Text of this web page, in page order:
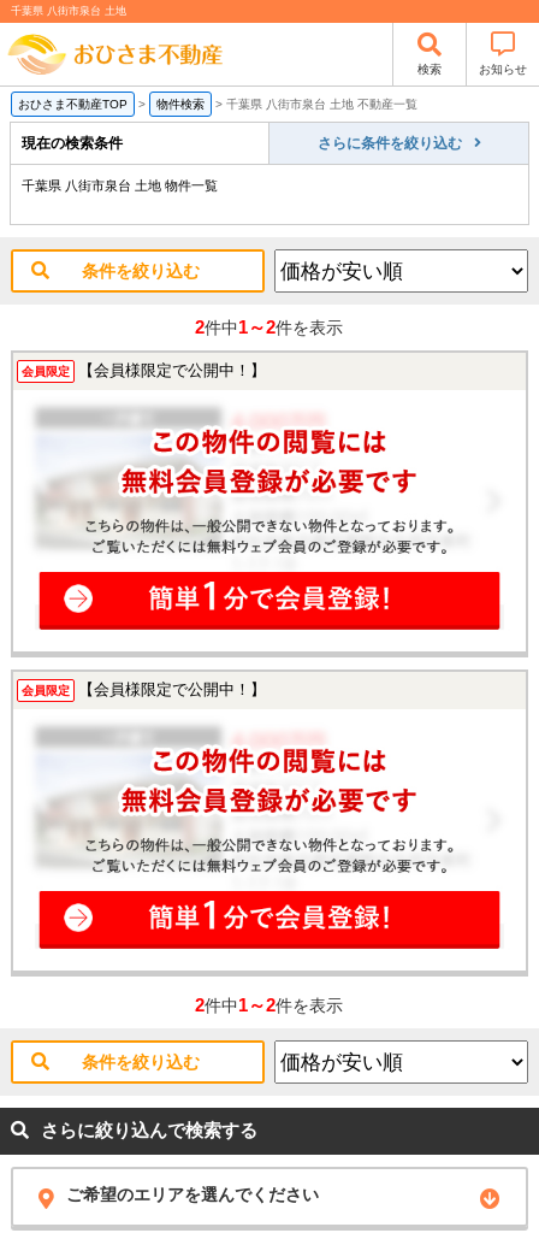
千葉県 八街市泉台 土地
検索 お知らせ
おひさま不動産TOP > 物件検索 > 千葉県 八街市泉台 土地 不動産一覧
現在の検索条件 さらに条件を絞り込む
千葉県 八街市泉台 土地 物件一覧
条件を絞り込む
2件中1～2件を表示
会員限定 【会員様限定で公開中！】
会員限定 【会員様限定で公開中！】
2件中1～2件を表示
条件を絞り込む
さらに絞り込んで検索する
ご希望のエリアを選んでください